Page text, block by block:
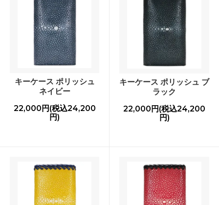
キーケース ポリッシュ
ネイビー
22,000円(税込24,200
円)
キーケース ポリッシュ ブ
ラック
22,000円(税込24,200
円)